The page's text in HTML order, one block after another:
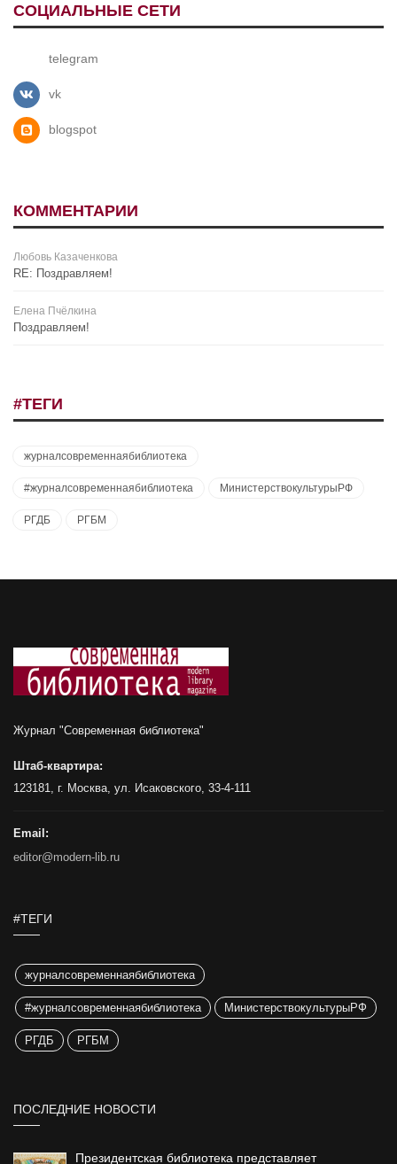
СОЦИАЛЬНЫЕ СЕТИ
telegram
vk
blogspot
КОММЕНТАРИИ
Любовь Казаченкова
RE: Поздравляем!
Елена Пчёлкина
Поздравляем!
#ТЕГИ
журналсовременнаябиблиотека
#журналсовременнаябиблиотека МинистерствокультурыРФ
РГДБ РГБМ
Журнал "Современная библиотека"
Штаб-квартира:
123181, г. Москва, ул. Исаковского, 33-4-111
Email:
editor@modern-lib.ru
#ТЕГИ
журналсовременнаябиблиотека
#журналсовременнаябиблиотека МинистерствокультурыРФ
РГДБ РГБМ
ПОСЛЕДНИЕ НОВОСТИ
Президентская библиотека представляет